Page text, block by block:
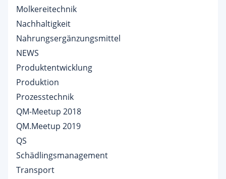
Molkereitechnik
Nachhaltigkeit
Nahrungsergänzungsmittel
NEWS
Produktentwicklung
Produktion
Prozesstechnik
QM-Meetup 2018
QM.Meetup 2019
QS
Schädlingsmanagement
Transport